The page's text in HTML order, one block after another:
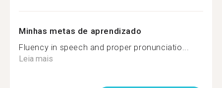
Minhas metas de aprendizado
Fluency in speech and proper pronunciatio...
Leia mais